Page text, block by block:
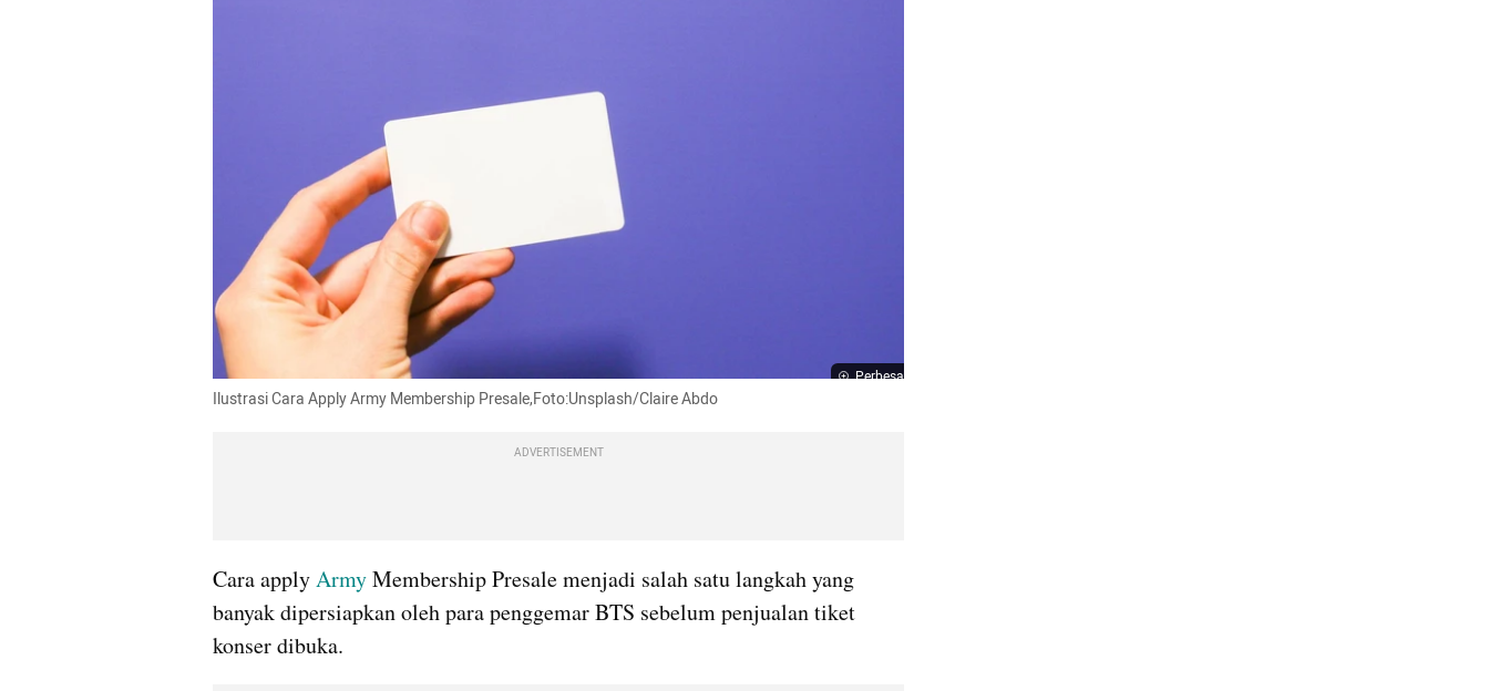
Perbesar
Ilustrasi Cara Apply Army Membership Presale,Foto:Unsplash/Claire Abdo
ADVERTISEMENT
Cara apply Army Membership Presale menjadi salah satu langkah yang
banyak dipersiapkan oleh para penggemar BTS sebelum penjualan tiket
konser dibuka.